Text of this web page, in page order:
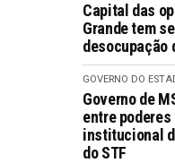
Capital das
Grande tem
desocupação
GOVERNO DO
Governo de
entre
institucional
do STF